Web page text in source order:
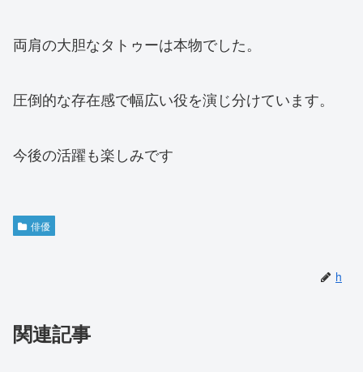
両肩の大胆なタトゥーは本物でした。
圧倒的な存在感で幅広い役を演じ分けています。
今後の活躍も楽しみです
俳優
h
関連記事